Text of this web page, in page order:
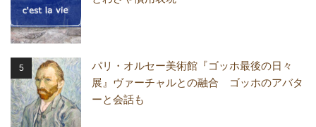
パリ・オルセー美術館『ゴッホ最後の日々
展』ヴァーチャルとの融合 ゴッホのアバタ
ーと会話も